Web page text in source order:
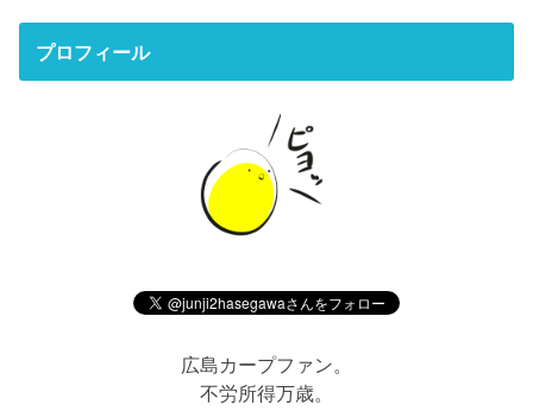
プロフィール
広島カープファン。
不労所得万歳。